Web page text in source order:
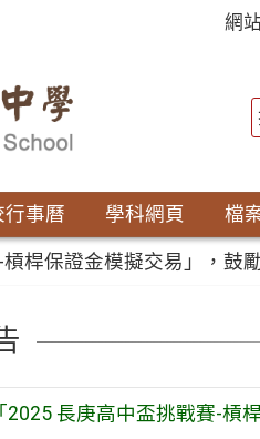
網
行事曆 學科網頁 檔
槓桿保證金模擬交易」，鼓
2025 長庚高中盃挑戰賽-槓